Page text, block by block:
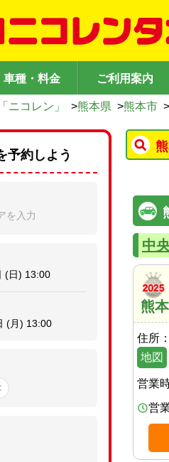
車種・料金 ご利用案内
ニコレン」 >熊本県 >熊本市 >
中
熊
住所：
地図
営業
営
予約しよう
を入力
(日) 13:00
(月) 13:00